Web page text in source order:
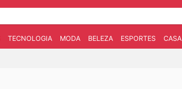
TECNOLOGIA MODA BELEZA ESPORTES CASA